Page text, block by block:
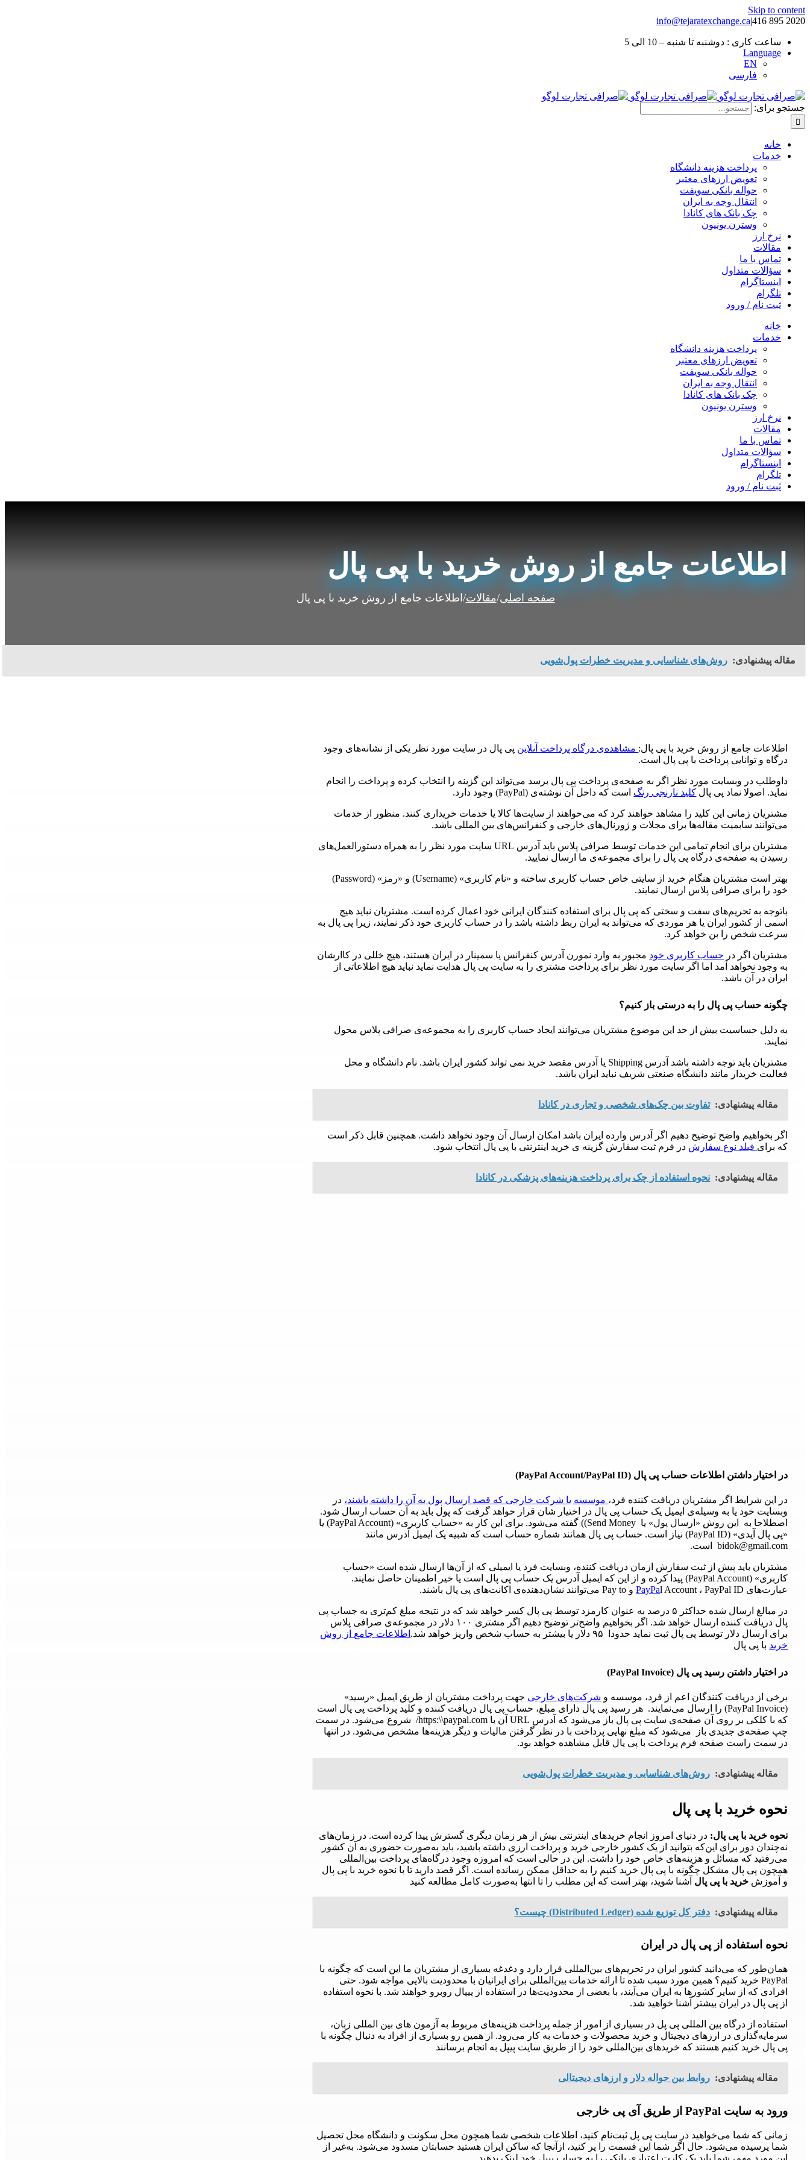
Skip to content
2020 895 416
|
info@tejaratexchange.ca
ساعت کاری : دوشنبه تا شنبه – 10 الی 5
Language
EN
فارسی
جستجو برای:
خانه
خدمات
پرداخت هزینه دانشگاه
تعویض ارزهای معتبر
حواله بانکی سویفت
انتقال وجه به ایران
چک بانک های کانادا
وسترن یونیون
نرخ ارز
مقالات
تماس با ما
سؤالات متداول
اینستاگرام
تلگرام
ثبت نام / ورود
خانه
خدمات
پرداخت هزینه دانشگاه
تعویض ارزهای معتبر
حواله بانکی سویفت
انتقال وجه به ایران
چک بانک های کانادا
وسترن یونیون
نرخ ارز
مقالات
تماس با ما
سؤالات متداول
اینستاگرام
تلگرام
ثبت نام / ورود
اطلاعات جامع از روش خرید با پی پال
صفحه اصلی/مقالات/ اطلاعات جامع از روش خرید با پی پال
مقاله پیشنهادی: روش‌های شناسایی و مدیریت خطرات پول‌شویی
اطلاعات جامع از روش خرید با پی پال: مشاهده‌ی درگاه پرداخت آنلاین پی پال در سایت مورد نظر یکی از نشانه‌های وجود
درگاه و توانایی پرداخت با پی پال است.
داوطلب در وبسایت مورد نظر اگر به صفحه‌ی پرداخت پی پال برسد می‌تواند این گزینه را انتخاب کرده و پرداخت را انجام
نماید. اصولا نماد پی پال کلید نارنجی رنگ است که داخل آن نوشته‌ی (PayPal) وجود دارد.
مشتریان زمانی این کلید را مشاهد خواهند کرد که می‌خواهند از سایت‌‌ها کالا یا خدمات خریداری کنند. منظور از خدمات
می‌توانند سابمیت مقاله‌ها برای مجلات و ژورنال‌‌های خارجی و کنفرانس‌های بین المللی باشد.
مشتریان برای انجام تمامی این خدمات توسط صرافی پلاس باید آدرس URL سایت مورد نظر را به همراه دستورالعمل‌های
رسیدن به صفحه‌ی درگاه پی پال را برای مجموعه‌ی ما ارسال نمایید.
بهتر است مشتریان هنگام خرید از سایتی خاص حساب کاربری ساخته و «نام کاربری» (Username) و «رمز» (Password)
خود را برای صرافی پلاس ارسال نمایند.
باتوجه به تحریم‌های سفت و سختی که پی پال برای استفاده کنندگان ایرانی خود اعمال کرده است. مشتریان نباید هیچ
اسمی از کشور ایران یا هر موردی که می‌تواند به ایران ربط داشته باشد را در حساب کاربری خود ذکر نمایند، زیرا پی پال به
سرعت شخص را بن خواهد کرد.
مشتریان اگر در حساب کاربری خود مجبور به وارد نمورن آدرس کنفرانس یا سمینار در ایران هستند،‌ هیچ خللی در کاارشان
به وجود نخواهد آمد اما اگر سایت مورد نظر برای پرداخت مشتری را به سایت پی پال هدایت نماید نباید هیچ اطلاعاتی از
ایران در آن باشد.
چگونه حساب پی پال را به درستی باز کنیم؟
به دلیل حساسیت بیش از حد این موضوع مشتریان می‌توانند ایجاد حساب کاربری را به مجموعه‌ی صرافی پلاس محول
نمایند.
مشتریان باید توجه داشته باشد آدرس Shipping یا آدرس مقصد خرید نمی تواند کشور ایران باشد. نام دانشگاه و محل
فعالیت خریدار مانند دانشگاه صنعتی شریف نباید ایران باشد.
مقاله پیشنهادی: تفاوت بین چک‌های شخصی و تجاری در کانادا
اگر بخواهیم واضح توضیح دهیم اگر آدرس وارده ایران باشد امکان ارسال آن وجود نخواهد داشت. همچنین قابل ذکر است
که برای فیلد نوع سفارش در فرم ثبت سفارش گزینه ی خرید اینترنتی با پی پال انتخاب شود.
مقاله پیشنهادی: نحوه استفاده از چک برای پرداخت هزینه‌های پزشکی در کانادا
در اختیار داشتن اطلاعات حساب پی پال (PayPal Account/PayPal ID)
در این شرایط اگر مشتریان دریافت کننده فرد، موسسه یا شرکت خارجی که قصد ارسال پول به آن را داشته باشند، در
وبسایت خود یا به وسیله‌ی ایمیل یک حساب پی پال در اختیار شان قرار خواهد گرفت که پول باید به آن حساب ارسال شود.
اصطلاحا به این روش «ارسال پول» یا Send Money)) گفته می‌شود. برای این کار به «حساب کاربری» (PayPal Account) یا
«پی پال آیدی» (PayPal ID) نیاز است. حساب پی پال همانند شماره حساب است که شبیه یک ایمیل آدرس مانند
bidok@gmail.com است.
مشتریان باید پیش از ثبت سفارش ازمان دریافت کننده،‌ وبسایت فرد یا ایمیلی که از آن‌ها ارسال شده است «حساب
کاربری» (PayPal Account) پیدا کرده و از این که ایمیل آدرس یک حساب پی پال است یا خیر اطمینان حاصل نمایند.
عبارت‌های
PayPal Account ، PayPal ID و Pay to می‌توانند نشان‌دهنده‌ی اکانت‌های پی پال باشند.
در مبالغ ارسال شده حداکثر ۵ درصد به عنوان کارمزد توسط پی پال کسر خواهد شد که در نتیجه مبلغ کم‌تری به جساب پی
پال دریافت کننده ارسال خواهد شد. اگر بخواهیم واضح‌تر توضیح دهیم اگر مشتری ۱۰۰ دلار در مجموعه‌ی صرافی پلاس
برای ارسال دلار توسط پی پال ثبت نماید حدودا ۹۵ دلار یا بیشتر به حساب شخص واریز خواهد شد.
اطلاعات جامع از روش
خرید با پی پال
در اختیار داشتن رسید پی پال (PayPal Invoice)
برخی از دریافت کنندگان اعم از فرد، موسسه و شرکت‌های خارجی جهت پرداخت مشتریان از طریق ایمیل «رسید»
(PayPal Invoice) را ارسال می‌نمایند. هر رسید پی پال دارای مبلغ، حساب پی پال دریافت کننده و کلید پرداخت پی پال است
که با کلکی بر روی آن صفحه‌ی سایت پی پال باز می‌شود که آدرس URL آن با https:\\paypal.com/ شروع می‌شود. در سمت
چپ صفحه‌ی جدیدی باز می‌شود که مبلغ نهایی پرداخت با در نظر گرفتن مالیات و دیگر هزینه‌ها مشخص می‌شود. در انتها
در سمت راست صفحه فرم پرداخت با پی پال قابل مشاهده خواهد بود.
مقاله پیشنهادی: روش‌های شناسایی و مدیریت خطرات پول‌شویی
نحوه خرید با پی پال
نحوه خرید با پی پال: در دنیای امروز انجام خریدهای اینترنتی بیش از هر زمان دیگری گسترش پیدا کرده است. در زمان‌های
نه‌چندان دور برای این‌که بتوانید از یک کشور خارجی خرید و پرداخت ارزی داشته باشید، باید به‌صورت حضوری به آن کشور
می‌رفتید که مسائل و هزینه‌های خاص خود را داشت. این در حالی است که امروزه وجود درگاه‌های پرداخت بین‌المللی
همچون پی پال مشکل چگونه با پی پال خرید کنیم را به حداقل ممکن رسانده است. اگر قصد دارید تا با نحوه خرید با پی پال
و آموزش خرید با پی پال آشنا شوید، بهتر است که این مطلب را تا انتها به‌صورت کامل مطالعه کنید
مقاله پیشنهادی: دفتر کل توزیع شده (Distributed Ledger) چیست؟
نحوه استفاده از پی پال در ایران
همان‌طور که می‌دانید کشور ایران در تحریم‌های بین‌المللی قرار دارد و دغدغه بسیاری از مشتریان ما این است که چگونه با
PayPal خرید کنیم؟ همین مورد سبب شده تا ارائه خدمات بین‌المللی برای ایرانیان با محدودیت بالایی مواجه شود. حتی
افرادی که از سایر کشورها به ایران می‌آیند، با بعضی از محدودیت‌ها در استفاده از پیپال روبرو خواهند شد. با نحوه استفاده
از پی پال در ایران بیشتر آشنا خواهید شد.
استفاده از درگاه بین المللی پی پل در بسیاری از امور از جمله پرداخت هزینه‌های مربوط به آزمون های بین المللی زبان،
سرمایه‌گذاری در ارزهای دیجیتال و خرید محصولات و خدمات به کار می‌رود. از همین رو بسیاری از افراد به دنبال چگونه با
پی پال خرید کنیم هستند که خریدهای بین‌المللی خود را از طریق سایت پیپل به انجام برسانند
مقاله پیشنهادی: روابط بین حواله دلار و ارزهای دیجیتالی
ورود به سایت PayPal از طریق آی پی خارجی
زمانی که شما می‌خواهید در سایت پی پل ثبت‌نام کنید، اطلاعات شخصی شما همچون محل سکونت و دانشگاه محل تحصیل
شما پرسیده می‌شود. حال اگر شما این قسمت را پر کنید، ازآنجا که ساکن ایران هستید حسابتان مسدود می‌شود. به‌غیر از
این مورد مهم‌، شما باید یک کارت اعتباری بانکی را به حساب پیپل خود لینک بدهید.